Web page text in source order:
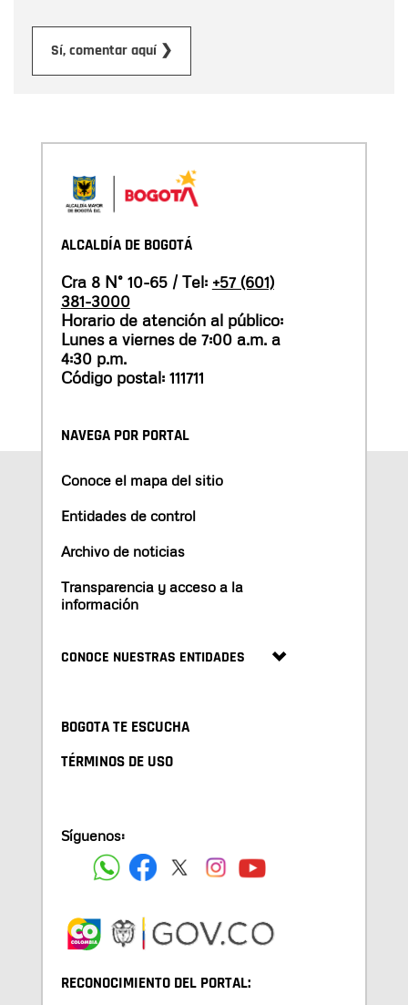
Sí, comentar aquí ❯
ALCALDÍA DE BOGOTÁ
Cra 8 N° 10-65 / Tel: +57 (601)
381-3000
Horario de atención al público:
Lunes a viernes de 7:00 a.m. a
4:30 p.m.
Código postal: 111711
NAVEGA POR PORTAL
Conoce el mapa del sitio
Entidades de control
Archivo de noticias
Transparencia y acceso a la
información
CONOCE NUESTRAS ENTIDADES
BOGOTA TE ESCUCHA
TÉRMINOS DE USO
Síguenos:
RECONOCIMIENTO DEL PORTAL: